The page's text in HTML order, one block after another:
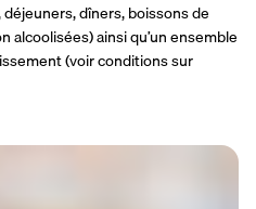
dîners, boissons de
alcoolisées) ainsi qu’un ensemble
(voir conditions sur